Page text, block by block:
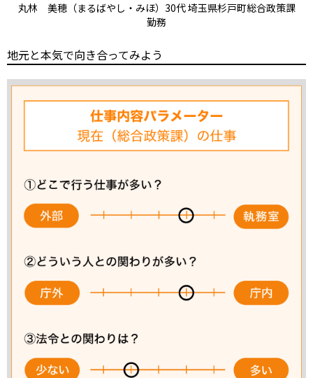
丸林 美穂（まるばやし・みほ）30代 埼玉県杉戸町総合政策課
勤務
地元と本気で向き合ってみよう